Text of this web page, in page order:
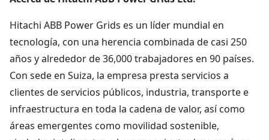
Hitachi ABB Power Grids es un líder mundial en
tecnología, con una herencia combinada de casi 250
años y alrededor de 36,000 trabajadores en 90 países.
Con sede en Suiza, la empresa presta servicios a
clientes de servicios públicos, industria, transporte e
infraestructura en toda la cadena de valor, así como
áreas emergentes como movilidad sostenible,